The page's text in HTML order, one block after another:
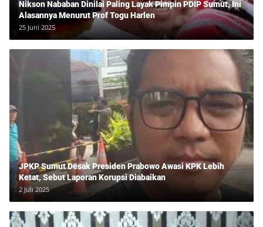
Nikson Nababan Dinilai Paling Layak Pimpin PDIP Sumut, Ini
Alasannya Menurut Prof Togu Harlen
25 Juni 2025
JPKP Sumut Desak Presiden Prabowo Awasi KPK Lebih
Ketat, Sebut Laporan Korupsi Diabaikan
2 Juli 2025